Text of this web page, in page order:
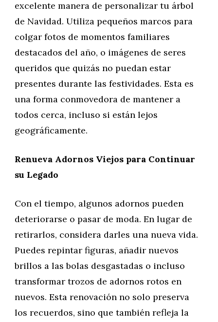
excelente manera de personalizar tu árbol
de Navidad. Utiliza pequeños marcos para
colgar fotos de momentos familiares
destacados del año, o imágenes de seres
queridos que quizás no puedan estar
presentes durante las festividades. Esta es
una forma conmovedora de mantener a
todos cerca, incluso si están lejos
geográficamente.
Renueva Adornos Viejos para Continuar
su Legado
Con el tiempo, algunos adornos pueden
deteriorarse o pasar de moda. En lugar de
retirarlos, considera darles una nueva vida.
Puedes repintar figuras, añadir nuevos
brillos a las bolas desgastadas o incluso
transformar trozos de adornos rotos en
nuevos. Esta renovación no solo preserva
los recuerdos, sino que también refleja la